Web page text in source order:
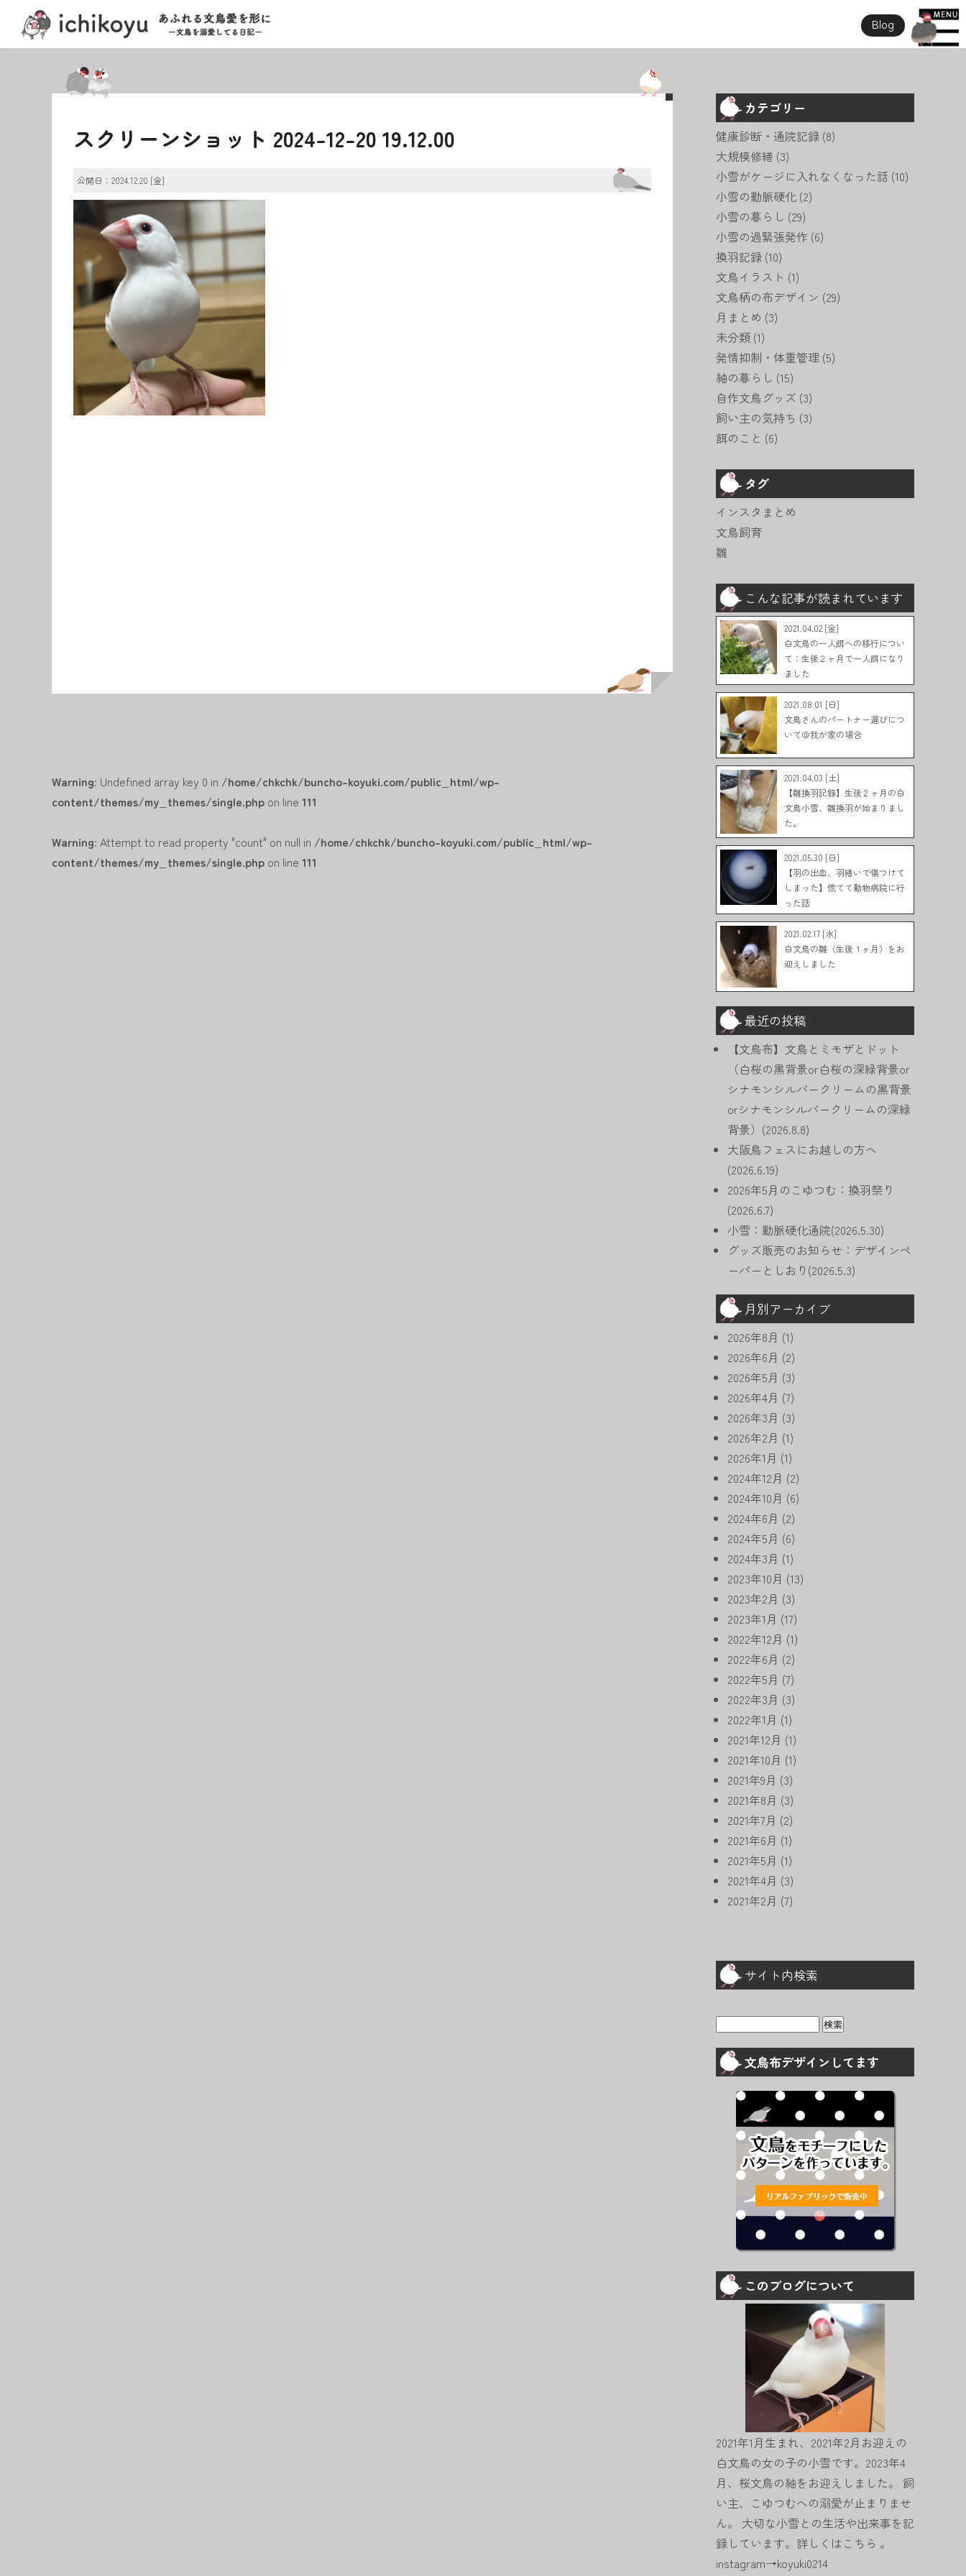
Blog
スクリーンショット 2024-12-20 19.12.00
公開日：2024.12.20 [金]
Warning: Undefined array key 0 in /home/chkchk/buncho-koyuki.com/public_html/wp-
content/themes/my_themes/single.php on line 111
Warning: Attempt to read property "count" on null in /home/chkchk/buncho-koyuki.com/public_html/wp-
content/themes/my_themes/single.php on line 111
カテゴリー
健康診断・通院記録 (8)
大規模修繕 (3)
小雪がケージに入れなくなった話 (10)
小雪の動脈硬化 (2)
小雪の暮らし (29)
小雪の過緊張発作 (6)
換羽記録 (10)
文鳥イラスト (1)
文鳥柄の布デザイン (29)
月まとめ (3)
未分類 (1)
発情抑制・体重管理 (5)
紬の暮らし (15)
自作文鳥グッズ (3)
飼い主の気持ち (3)
餌のこと (6)
タグ
インスタまとめ
文鳥飼育
雛
こんな記事が読まれています
2021.04.02 [金]
白文鳥の一人餌への移行につい
て：生後２ヶ月で一人餌になり
ました
2021.08.01 [日]
文鳥さんのパートナー選びにつ
いて＠我が家の場合
2021.04.03 [土]
【雛換羽記録】生後２ヶ月の白
文鳥小雪、雛換羽が始まりまし
た。
2021.05.30 [日]
【羽の出血、羽繕いで傷つけて
しまった】慌てて動物病院に行
った話
2021.02.17 [水]
白文鳥の雛（生後１ヶ月）をお
迎えしました
最近の投稿
【文鳥布】文鳥とミモザとドット
（白桜の黒背景or白桜の深緑背景or
シナモンシルバークリームの黒背景
orシナモンシルバークリームの深緑
背景）(2026.8.8)
大阪鳥フェスにお越しの方へ
(2026.6.19)
2026年5月のこゆつむ：換羽祭り
(2026.6.7)
小雪：動脈硬化通院(2026.5.30)
グッズ販売のお知らせ：デザインペ
ーパーとしおり(2026.5.3)
月別アーカイブ
2026年8月 (1)
2026年6月 (2)
2026年5月 (3)
2026年4月 (7)
2026年3月 (3)
2026年2月 (1)
2026年1月 (1)
2024年12月 (2)
2024年10月 (6)
2024年6月 (2)
2024年5月 (6)
2024年3月 (1)
2023年10月 (13)
2023年2月 (3)
2023年1月 (17)
2022年12月 (1)
2022年6月 (2)
2022年5月 (7)
2022年3月 (3)
2022年1月 (1)
2021年12月 (1)
2021年10月 (1)
2021年9月 (3)
2021年8月 (3)
2021年7月 (2)
2021年6月 (1)
2021年5月 (1)
2021年4月 (3)
2021年2月 (7)
サイト内検索
検
文鳥布デザインしてます
このブログについて
2021年1月生まれ、2021年2月お迎えの
白文鳥の女の子の小雪です。2023年4
月、桜文鳥の紬をお迎えしました。 飼
い主、こゆつむへの溺愛が止まりませ
ん。 大切な小雪との生活や出来事を記
録しています。詳しくはこちら 。
instagram→koyuki0214